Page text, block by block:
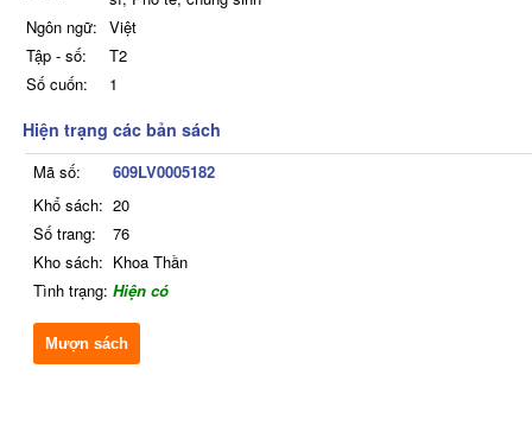
Ngôn ngữ: Việt
Tập - số:
T2
Số cuốn:
1
Hiện trạng các bản sách
Mã số:
609LV0005182
Khổ sách: 20
Số trang:
76
Kho sách: Khoa Thần
Tình trạng: Hiện có
Mượn sách